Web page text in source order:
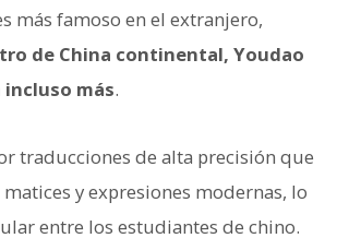
más famoso en el extranjero,
de China continental, Youdao
más.
traducciones de alta precisión que
y expresiones modernas, lo
entre los estudiantes de chino.